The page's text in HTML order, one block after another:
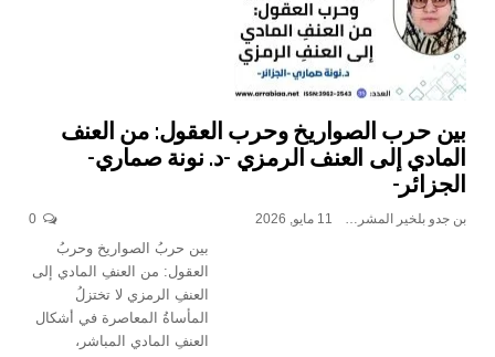
بين حرب الصواريخ وحرب العقول: من العنف
المادي إلى العنف الرمزي -د. نونة صماري-
الجزائر-
بن جدو بلخير المشرف العام 11 مايو, 2026
بين حربُ الصواريخ وحربُ
العقول: من العنفِ المادي إلى
العنفِ الرمزي لا تختزلُ
المأساةُ المعاصرة في أشكال
العنفِ المادي المباشر،